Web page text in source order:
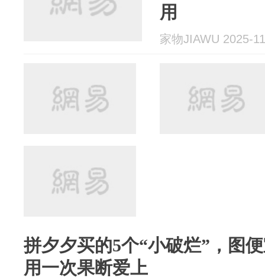
用
家物JIAWU 2025-
拼夕夕买的5个“小破烂”，图
用一次果断爱上